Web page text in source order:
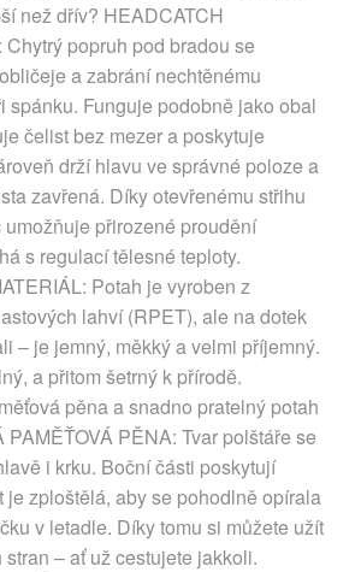
než dřív? HEADCATCH
popruh pod bradou se
a zabrání nechtěnému
spánku. Funguje podobně jako obal
čelist bez mezer a poskytuje
drží hlavu ve správné poloze a
zavřená. Díky otevřenému střihu
přirozené proudění
s regulací tělesné teploty.
Potah je vyroben z
lahví (RPET), ale na dotek
– je jemný, měkký a velmi příjemný.
a přitom šetrný k přírodě.
pěna a snadno pratelný potah
PAMĚŤOVÁ PĚNA: Tvar polštáře se
i krku. Boční části poskytují
je zploštělá, aby se pohodlně opírala
v letadle. Díky tomu si můžete užít
– ať už cestujete jakkoli.